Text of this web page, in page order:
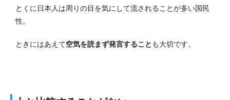
とくに日本人は周りの目を気にして流されることが多い国民
性。
ときにはあえて空気を読まず発言すること も大切です。